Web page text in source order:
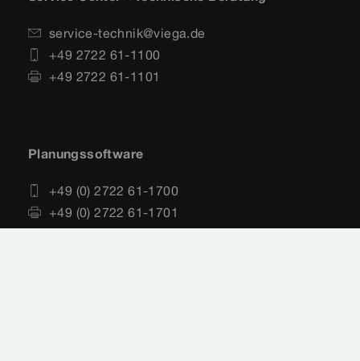
service-technik@viega.de
+49 2722 61-1100
+49 2722 61-1101
Planungssoftware
+49 (0) 2722 61-1700
+49 (0) 2722 61-1701
service-software@viega.de